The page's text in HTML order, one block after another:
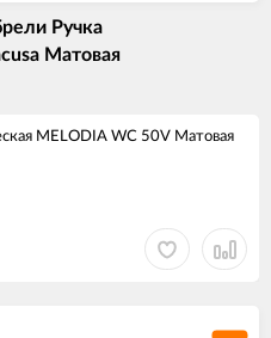
Ручка
Матовая
MELODIA WC 50V Матовая